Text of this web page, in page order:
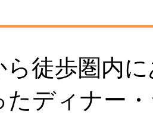
ら徒歩圏内
たディナー